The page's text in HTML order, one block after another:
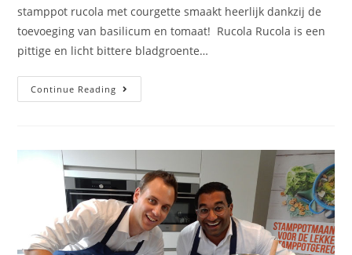
stamppot rucola met courgette smaakt heerlijk dankzij de
toevoeging van basilicum en tomaat! Rucola Rucola is een
pittige en licht bittere bladgroente…
Continue Reading